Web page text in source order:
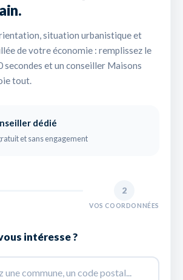
situation urbanistique et
de votre économie : remplissez le
et un conseiller Maisons
tout.
dédié
et sans engagement
2
VOS COORDONNÉES
intéresse ?